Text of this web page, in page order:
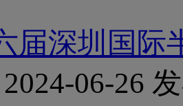
届深圳国际
06-26